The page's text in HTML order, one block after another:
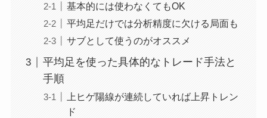
基本的には使わなくてもOK
平均足だけでは分析精度に欠ける局面も
サブとして使うのがオススメ
平均足を使った具体的なトレード手法と
手順
上ヒゲ陽線が連続していれば上昇トレン
ド